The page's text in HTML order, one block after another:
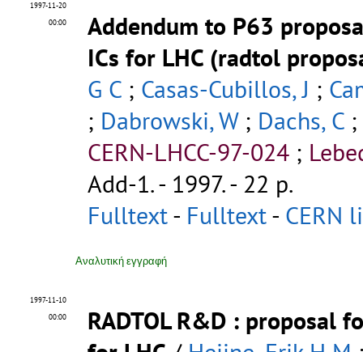
1997-11-20
00:00
Addendum to P63
ICs for LHC (radtol
G C ; Casas-Cubillos, J ;
; Dabrowski, W; Dachs, C ;
CERN-LHCC-97-024 ;
Add-1.- 1997. - 22 p.
Fulltext- Fulltext- CERN
Αναλυτική εγγραφή
1997-11-10
00:00
RADTOL R&D : proposal